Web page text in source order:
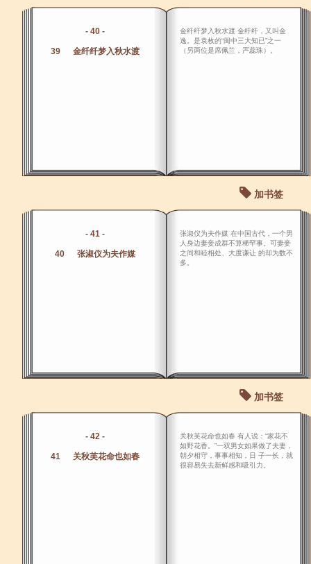
- 40 -
39 金纤纤梦入秋水渡
金纤纤梦入秋水渡 金纤纤，又叫金
逸。是袁枚的“闺中三大知已”之一
（另两位是席佩兰，严蕊珠）。
加书签
- 41 -
40 张淑仪为夫作媒
张淑仪为夫作媒 在中国古代，一个男
人身边妻妾成群不算稀罕事。可妻妾
之间和睦相处、大度谦让 的却为数不
多。
加书签
- 42 -
41 关秋芙花命也如春
关秋芙花命也如春 有人说：“家花不
如野花香。”一双男女如果做了夫妻，
朝夕相守，事事相知，日 子一长，就
很容易失去新鲜感和吸引力。